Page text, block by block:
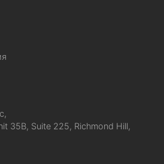
35B, Suite 225, Richmond Hill,